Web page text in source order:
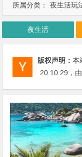
所属分类： 夜生活玩
夜生活
版权声明：本
20:10:29 ，